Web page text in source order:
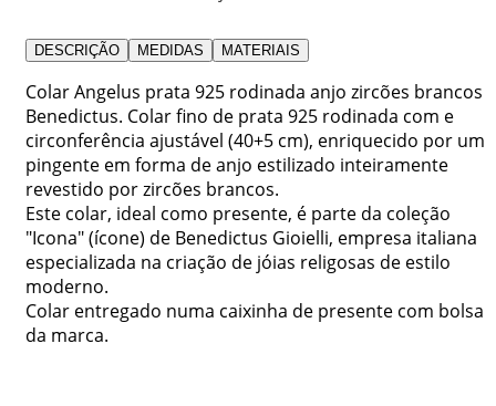
DESCRIÇÃO MEDIDAS MATERIAIS
Colar Angelus prata 925 rodinada anjo zircões brancos
Benedictus. Colar fino de prata 925 rodinada com e
circonferência ajustável (40+5 cm), enriquecido por um
pingente em forma de anjo estilizado inteiramente
revestido por zircões brancos.
Este colar, ideal como presente, é parte da coleção
"Icona" (ícone) de Benedictus Gioielli, empresa italiana
especializada na criação de jóias religosas de estilo
moderno.
Colar entregado numa caixinha de presente com bolsa
da marca.